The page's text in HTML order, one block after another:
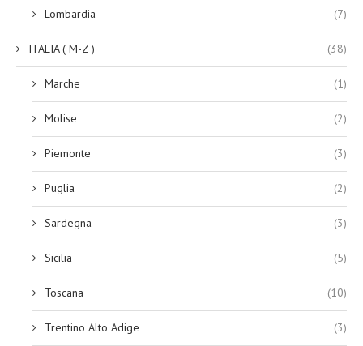
Lombardia (7)
ITALIA ( M-Z ) (38)
Marche (1)
Molise (2)
Piemonte (3)
Puglia (2)
Sardegna (3)
Sicilia (5)
Toscana (10)
Trentino Alto Adige (3)